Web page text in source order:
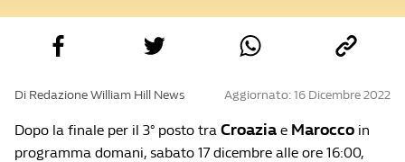
Di Redazione William Hill News Aggiornato: 16 Dicembre 2022
Dopo la finale per il 3° posto tra Croazia e Marocco in
programma domani, sabato 17 dicembre alle ore 16:00,